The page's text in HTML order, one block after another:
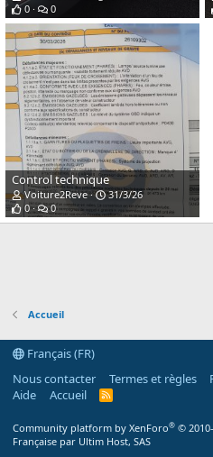
0
0
Control technique
Voiture2Reve
31/3/26
0
0
Accueil
Français (FR)
Nous contacter
Termes et règles
Aide
Accueil
R
Community platform by XenForo® ©
Française par Ultim Host, SAS